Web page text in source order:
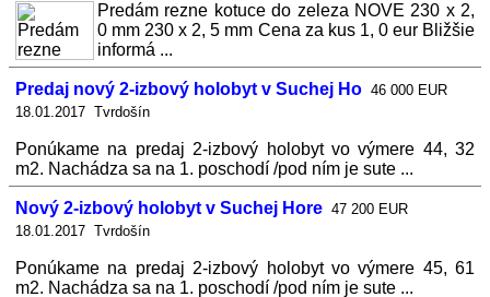
Predám rezne kotuce do zeleza NOVE 230 x 2,
0 mm 230 x 2, 5 mm Cena za kus 1, 0 eur Bližšie
informá ...
Predaj nový 2-izbový holobyt v Suchej Ho 46 000 EUR
18.01.2017 Tvrdošín
Ponúkame na predaj 2-izbový holobyt vo výmere 44, 32
m2. Nachádza sa na 1. poschodí /pod ním je sute ...
Nový 2-izbový holobyt v Suchej Hore 47 200 EUR
18.01.2017 Tvrdošín
Ponúkame na predaj 2-izbový holobyt vo výmere 45, 61
m2. Nachádza sa na 1. poschodí /pod ním je sute ...